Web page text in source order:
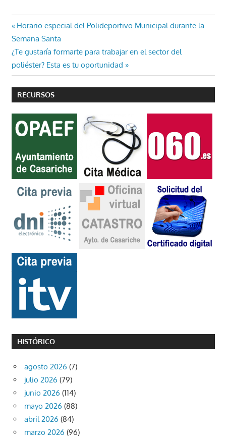
Navegación
de
entradas
Entrada
anterior:
Horario especial del Polideportivo Municipal durante la
Semana Santa
Entrada
siguiente:
¿Te gustaría formarte para trabajar en el sector del
poliéster? Esta es tu oportunidad
RECURSOS
HISTÓRICO
agosto 2026 (7)
julio 2026 (79)
junio 2026 (114)
mayo 2026 (88)
abril 2026 (84)
marzo 2026 (96)